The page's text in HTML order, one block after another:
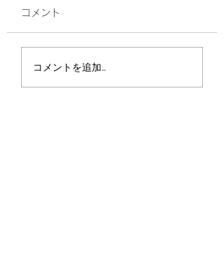
コメント
コメントを追加…